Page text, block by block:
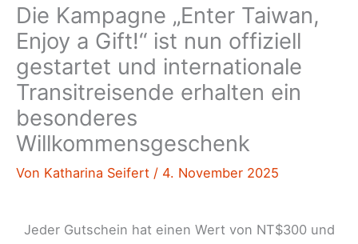
Die Kampagne „Enter Taiwan,
Enjoy a Gift!“ ist nun offiziell
gestartet und internationale
Transitreisende erhalten ein
besonderes
Willkommensgeschenk
Von Katharina Seifert / 4. November 2025
Jeder Gutschein hat einen Wert von NT$300 und